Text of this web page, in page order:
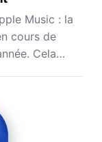
Music : la
cours de
Cela…